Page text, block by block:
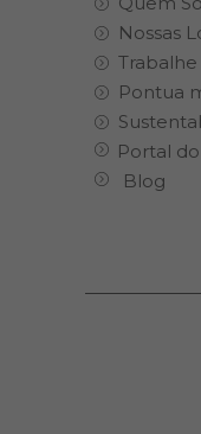
Nossas
Pontua
Portal
Blog